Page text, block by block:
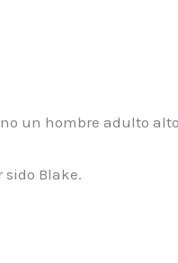
un hombre adulto
sido Blake.